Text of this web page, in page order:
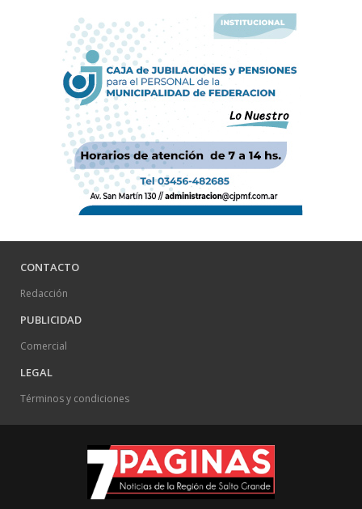
CONTACTO
Redacción
PUBLICIDAD
Comercial
LEGAL
Términos y condiciones